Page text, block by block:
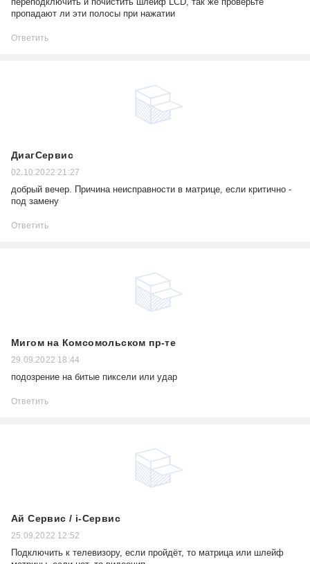
пропадают ли эти полосы при нажатии
Ответить
ДиагСервис
02.10.2022 21:27
добрый вечер. Причина неисправности в матрице, если критично -
под замену
Ответить
Мигом на Комсомольском пр-те
29.09.2022 18:44
подозрение на битые пиксели или удар
Ответить
Ай Сервис / i-Сервис
25.09.2022 12:52
Подключить к телевизору, если пройдёт, то матрица или шлейф